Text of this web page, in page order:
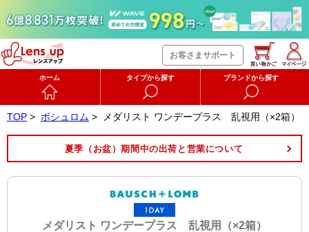
お客さまサポート
ホーム タイプから探す ブランドから探す
TOP > ボシュロム > メダリスト ワンデープラス 乱視用（×2箱）
夏季（お盆）期間中の出荷と営業について
メダリスト ワンデープラス 乱視用（×2箱）